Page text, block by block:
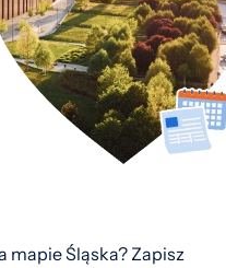
mapie Śląska? Zapisz